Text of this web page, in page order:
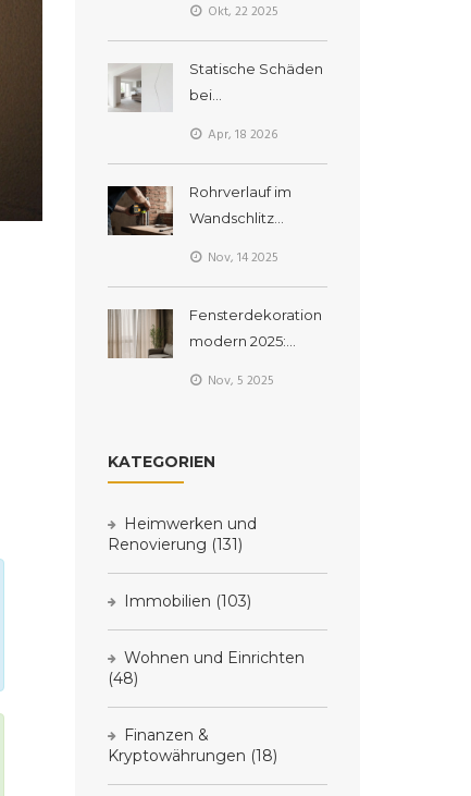
Okt, 22 2025
Statische Schäden
bei
Lösungen
Apr, 18 2026
Rohrverlauf im
Wandschlitz
Tipps
Nov, 14 2025
Fensterdekoration
modern 2025:
Nov, 5 2025
KATEGORIEN
Heimwerken und
Renovierung (131)
Immobilien (103)
Wohnen und Einrichten
(48)
Finanzen &
Kryptowährungen (18)